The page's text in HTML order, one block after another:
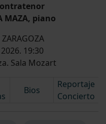
MAZA, piano
19:30
Sala Mozart
Bios
Reportaje
Concierto